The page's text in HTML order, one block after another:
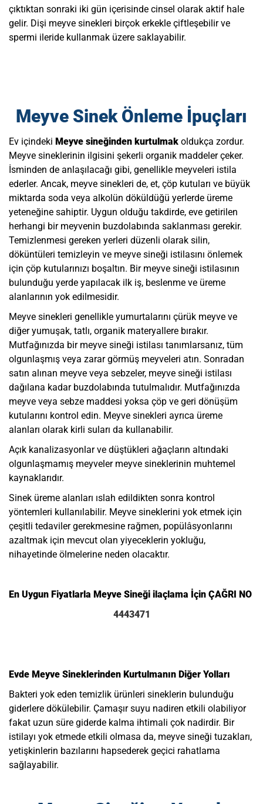
çıktıktan sonraki iki gün içerisinde cinsel olarak aktif hale
gelir. Dişi meyve sinekleri birçok erkekle çiftleşebilir ve
spermi ileride kullanmak üzere saklayabilir.
Meyve Sinek Önleme İpuçları
Ev içindeki Meyve sineğinden kurtulmak oldukça zordur.
Meyve sineklerinin ilgisini şekerli organik maddeler çeker.
İsminden de anlaşılacağı gibi, genellikle meyveleri istila
ederler. Ancak, meyve sinekleri de, et, çöp kutuları ve büyük
miktarda soda veya alkolün döküldüğü yerlerde üreme
yeteneğine sahiptir. Uygun olduğu takdirde, eve getirilen
herhangi bir meyvenin buzdolabında saklanması gerekir.
Temizlenmesi gereken yerleri düzenli olarak silin,
döküntüleri temizleyin ve meyve sineği istilasını önlemek
için çöp kutularınızı boşaltın. Bir meyve sineği istilasının
bulunduğu yerde yapılacak ilk iş, beslenme ve üreme
alanlarının yok edilmesidir.
Meyve sinekleri genellikle yumurtalarını çürük meyve ve
diğer yumuşak, tatlı, organik materyallere bırakır.
Mutfağınızda bir meyve sineği istilası tanımlarsanız, tüm
olgunlaşmış veya zarar görmüş meyveleri atın. Sonradan
satın alınan meyve veya sebzeler, meyve sineği istilası
dağılana kadar buzdolabında tutulmalıdır. Mutfağınızda
meyve veya sebze maddesi yoksa çöp ve geri dönüşüm
kutularını kontrol edin. Meyve sinekleri ayrıca üreme
alanları olarak kirli suları da kullanabilir.
Açık kanalizasyonlar ve düştükleri ağaçların altındaki
olgunlaşmamış meyveler meyve sineklerinin muhtemel
kaynaklarıdır.
Sinek üreme alanları ıslah edildikten sonra kontrol
yöntemleri kullanılabilir. Meyve sineklerini yok etmek için
çeşitli tedaviler gerekmesine rağmen, popülâsyonlarını
azaltmak için mevcut olan yiyeceklerin yokluğu,
nihayetinde ölmelerine neden olacaktır.
En Uygun Fiyatlarla Meyve Sineği ilaçlama İçin ÇAĞRI NO
4443471
Evde Meyve Sineklerinden Kurtulmanın Diğer Yolları
Bakteri yok eden temizlik ürünleri sineklerin bulunduğu
giderlere dökülebilir. Çamaşır suyu nadiren etkili olabiliyor
fakat uzun süre giderde kalma ihtimali çok nadirdir. Bir
istilayı yok etmede etkili olmasa da, meyve sineği tuzakları,
yetişkinlerin bazılarını hapsederek geçici rahatlama
sağlayabilir.